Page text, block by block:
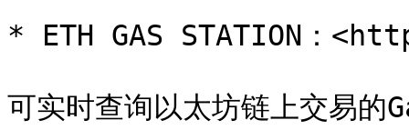
* ETH GAS STATION：
可实时查询以太坊链上交易